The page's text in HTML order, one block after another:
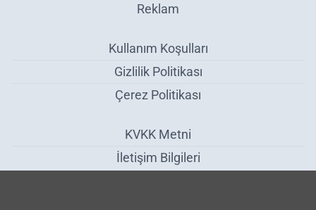
Reklam
Kullanım Koşulları
Gizlilik Politikası
Çerez Politikası
KVKK Metni
İletişim Bilgileri